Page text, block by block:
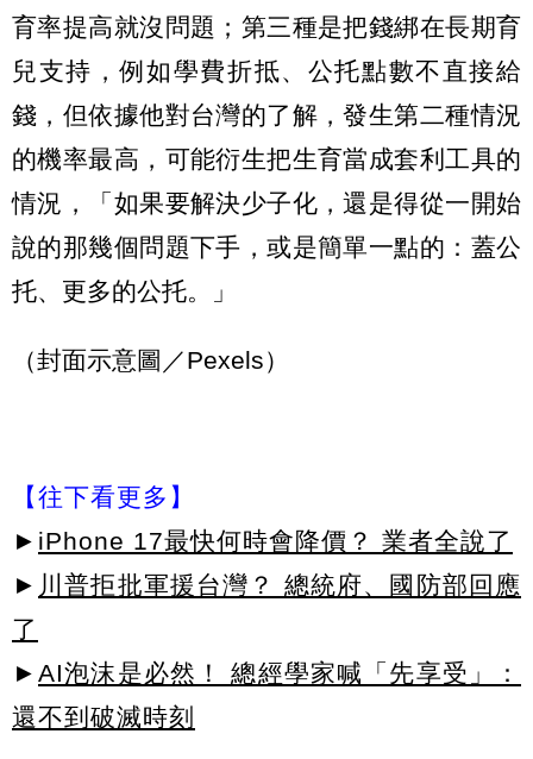
育率提高就沒問題；第三種是把錢綁在長期育
兒支持，例如學費折抵、公托點數不直接給
錢，但依據他對台灣的了解，發生第二種情況
的機率最高，可能衍生把生育當成套利工具的
情況，「如果要解決少子化，還是得從一開始
說的那幾個問題下手，或是簡單一點的：蓋公
托、更多的公托。」
（封面示意圖／Pexels）
【往下看更多】
► iPhone 17最快何時會降價？ 業者全說了
► 川普拒批軍援台灣？ 總統府、國防部回應
了
► AI泡沫是必然！ 總經學家喊「先享受」：
還不到破滅時刻